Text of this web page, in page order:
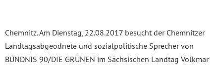
Chemnitz. Am Dienstag, 22.08.2017 besucht der Chemnitzer
Landtagsabgeodnete und sozialpolitische Sprecher von
BÜNDNIS 90/DIE GRÜNEN im Sächsischen Landtag Volkmar